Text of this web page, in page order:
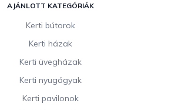
AJÁNLOTT KATEGÓRIÁK
Kerti bútorok
Kerti házak
Kerti üvegházak
Kerti nyugágyak
Kerti pavilonok